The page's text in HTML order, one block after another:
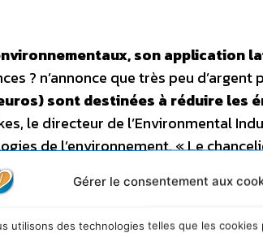
Gérer le consentement aux
utilisons des technologies telles que les
son application
? n’annonce que très peu d’argent
sont destinées à réduire les
le directeur de l’Environmental
de l’environnement. « Le
il y a un vrai risque que leurs
dans les technologies de
et d’entreprises.